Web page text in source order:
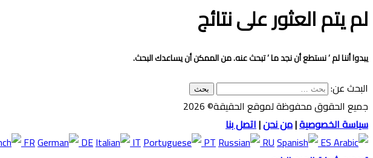
لم يتم العثور على نتائج
يبدوا أننا لم ’ نستطع أن نجد ما ’ تبحث عنه. من الممكن أن يساعدك البحث.
البحث عن:
جميع الحقوق محفوظة لموقع الحقيقة© 2026
سياسة الخصوصية|من نحن|اتصل بنا
FR DE IT PT RU
ES